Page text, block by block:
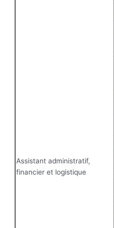
Assistant administratif,
financier et logistique